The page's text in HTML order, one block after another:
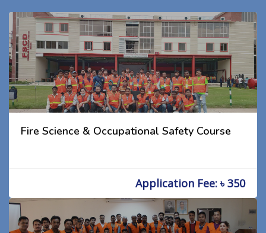
Fire Science & Occupational Safety Course
Application Fee: ৳ 350